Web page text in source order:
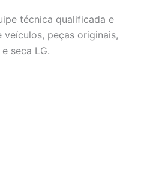
técnica qualificada e
peças originais,
seca LG.